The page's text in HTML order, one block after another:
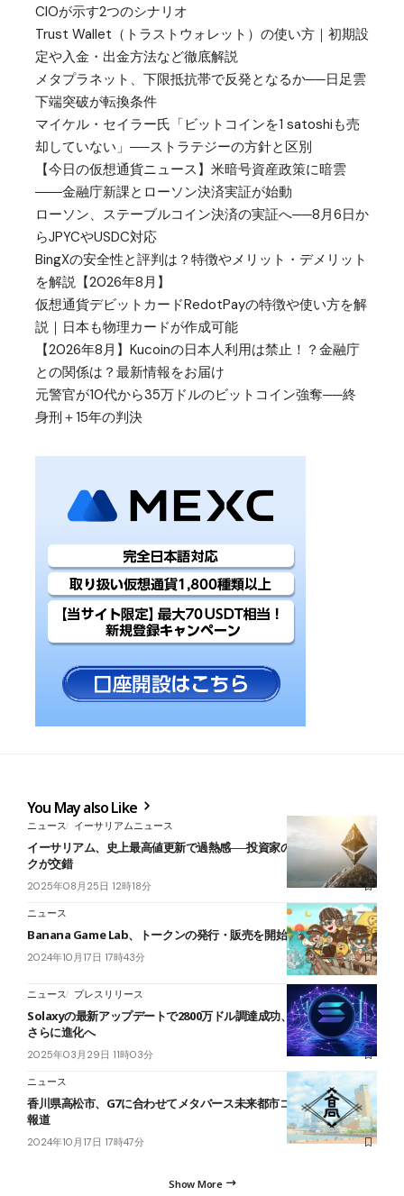
CIOが示す2つのシナリオ
Trust Wallet（トラストウォレット）の使い方｜初期設
定や入金・出金方法など徹底解説
メタプラネット、下限抵抗帯で反発となるか──日足雲
下端突破が転換条件
マイケル・セイラー氏「ビットコインを1 satoshiも売
却していない」──ストラテジーの方針と区別
【今日の仮想通貨ニュース】米暗号資産政策に暗雲
――金融庁新課とローソン決済実証が始動
ローソン、ステーブルコイン決済の実証へ──8月6日か
らJPYCやUSDC対応
BingXの安全性と評判は？特徴やメリット・デメリット
を解説【2026年8月】
仮想通貨デビットカードRedotPayの特徴や使い方を解
説｜日本も物理カードが作成可能
【2026年8月】Kucoinの日本人利用は禁止！？金融庁
との関係は？最新情報をお届け
元警官が10代から35万ドルのビットコイン強奪──終
身刑＋15年の判決
You May also Like
ニュース イーサリアムニュース
イーサリアム、史上最高値更新で過熱感──投資家の期待と調整リス
クが交錯
2025年08月25日 12時18分
ニュース
Banana Game Lab、トークンの発行・販売を開始
2024年10月17日 17時43分
ニュース プレスリリース
Solaxyの最新アップデートで2800万ドル調達成功、ソラナチェーン
さらに進化へ
2025年03月29日 11時03分
ニュース
香川県高松市、G7に合わせてメタバース未来都市コンテスト開催＝
報道
2024年10月17日 17時47分
Show More